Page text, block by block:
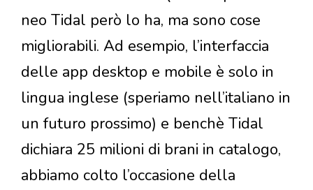
neo Tidal però lo ha, ma sono cose
migliorabili. Ad esempio, l’interfaccia
delle app desktop e mobile è solo in
lingua inglese (speriamo nell’italiano in
un futuro prossimo) e benchè Tidal
dichiara 25 milioni di brani in catalogo,
abbiamo colto l’occasione della